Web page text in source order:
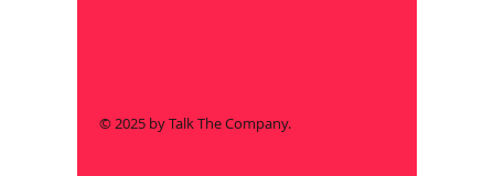
© 2025 by Talk The Company.